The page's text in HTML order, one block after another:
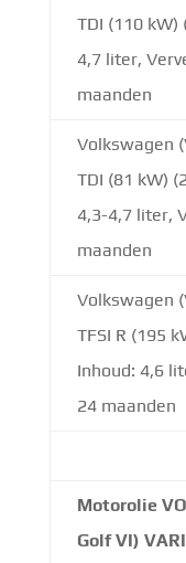
TDI (110 kW)
4,7 liter,
maanden
Volkswagen
TDI (81 kW)
4,3-4,7 liter,
maanden
Volkswagen
TFSI R (195
Inhoud: 4,6
24 maanden
Motorolie
Golf VI)